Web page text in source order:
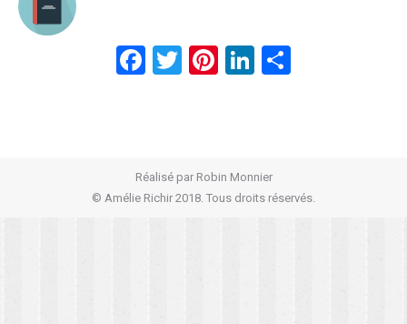
Facebook
Twitter
Pinterest
LinkedIn
Réalisé par Robin Monnier
© Amélie Richir 2018. Tous droits réservés.